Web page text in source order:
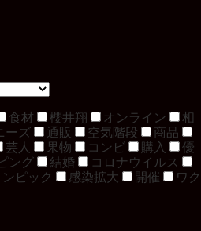
食材 櫻井翔 オンライン
相
ーズ 通販 空気階段
商品
芸人 果物 コンビ 購入
優
ング 結婚
コロナウイルス
ンピック 感染拡大 開催
ワク